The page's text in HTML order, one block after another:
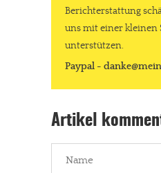
Berichterstattung
uns mit einer kleinen
unterstützen.
Paypal -
Artikel